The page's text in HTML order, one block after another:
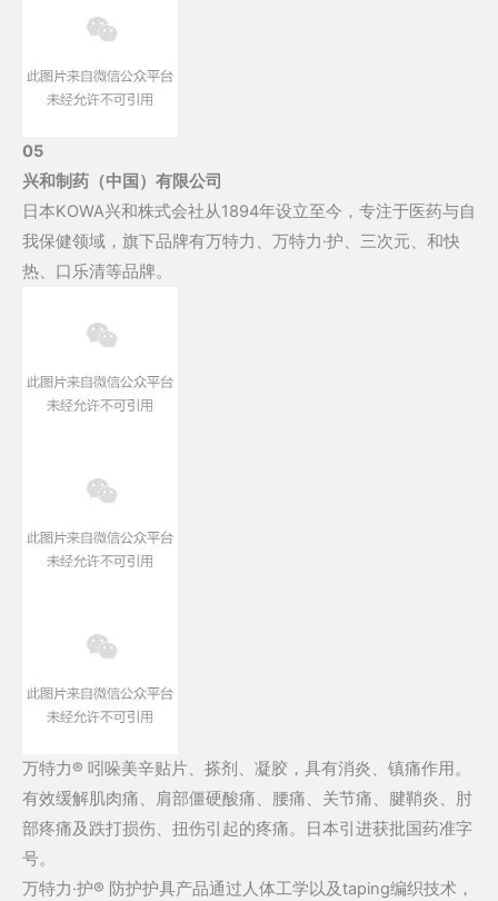
05
兴和制药（中国）有限公司
日本KOWA兴和株式会社从1894年设立至今，专注于医药与自
我保健领域，旗下品牌有万特力、万特力·护、三次元、和快
热、口乐清等品牌。
万特力® 吲哚美辛贴片、搽剂、凝胶，具有消炎、镇痛作用。
有效缓解肌肉痛、肩部僵硬酸痛、腰痛、关节痛、腱鞘炎、肘
部疼痛及跌打损伤、扭伤引起的疼痛。日本引进获批国药准字
号。
万特力·护® 防护护具产品通过人体工学以及taping编织技术，